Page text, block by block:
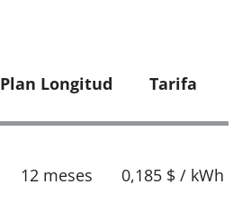
Plan Longitud Tarifa
12 meses 0,185 $ / kWh